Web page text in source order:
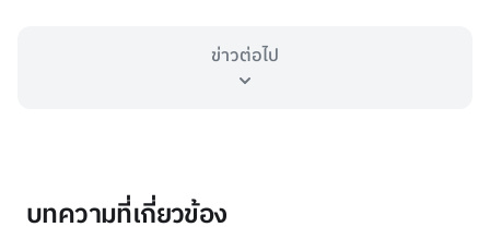
ข่าวต่อไป
บทความที่เกี่ยวข้อง